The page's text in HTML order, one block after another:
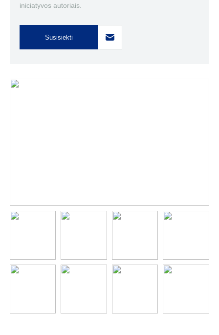
iniciatyvos autoriais.
Susisiekti